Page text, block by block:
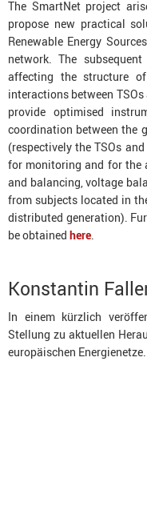
The SmartNet project
propose new practical
Renewable Energy
network. The
affecting the structure
interactions between
provide optimised
coordination between the
(respectively the TSOs
for monitoring and for the
and balancing, voltage
from subjects located in
distributed generation).
be obtained here
Konstantin
In einem kürzlich
Stellung zu aktuellen
europäischen Energienetze.